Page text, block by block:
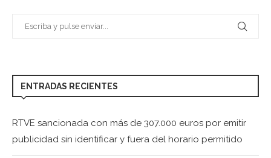
ENTRADAS RECIENTES
RTVE sancionada con más de 307.000 euros por emitir
publicidad sin identificar y fuera del horario permitido